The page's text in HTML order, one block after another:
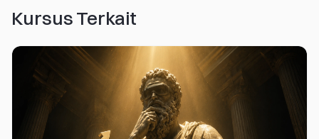
Kursus Terkait